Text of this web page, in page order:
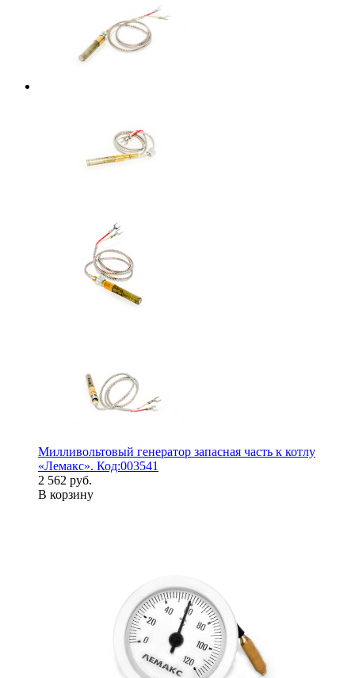
Милливольтовый генератор запасная часть к котлу
«Лемакс». Код:003541
2 562 руб.
В корзину